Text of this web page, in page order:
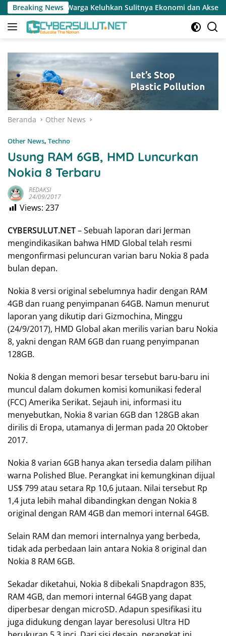
Langsung
ke
konten
Breaking News
Keluhkan Sulitnya Ekonomi dan Akses Pasar UMKM
Beranda Other News
Other News, Techno
Usung RAM 6GB, HMD Luncurkan
Nokia 8 Terbaru
REDAKSI
24/09/2017
Views: 237
CYBERSULUT.NET– Sebuah laporan dari Jerman
mengindikasikan bahwa HMD Global telah resmi
mengonfirmasi peluncuran varian baru Nokia 8 pada
bulan depan.
Nokia 8 versi original sebelumnya hadir dengan RAM
4GB dan ruang penyimpanan 64GB. Namun menurut
laporan yang dikutip dari Gizmochina, Minggu
(24/9/2017), HMD Global akan merilis varian baru Nokia
8, yakni dengan RAM 6GB dan ruang penyimpanan
128GB.
Nokia 8 dengan memori besar tersebut baru-baru ini
muncul dalam dokumen komisi komunikasi federal
(FCC) Amerika Serikat. Sejauh ini, informasi itu
menyebutkan, Nokia 8 varian 6GB dan 128GB akan
dirilis di Eropa, utamanya di Jerman pada 20 Oktober
2017.
Nokia 8 varian 6GB hanya akan tersedia dalam pilihan
warna Polished Blue. Perangkat ini kemungkinan dijual
US$ 799 atau setara Rp 10,6 jutaan. Nilai tersebut Rp
1,4 juta lebih mahal dibandingkan dengan Nokia 8
original dengan RAM 4GB dan memori internal 64GB.
Selain RAM dan memori internalnya yang berbeda,
tidak ada perbedaan lain antara Nokia 8 original dan
Nokia 8 RAM 6GB.
Sekadar diketahui, Nokia 8 dibekali Snapdragon 835,
RAM 4GB, dan memori internal 64GB yang dapat
diperbesar dengan microSD. Adapun spesifikasi itu
juga didukung dengan layar beresolusi Ultra HD